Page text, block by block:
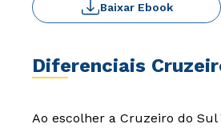
Baixar Ebook
Diferenciais
Ao escolher a Cruzeiro do